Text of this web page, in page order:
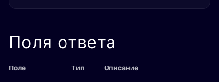
Поля ответа
Поле Тип Описание